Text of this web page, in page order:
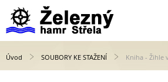
Úvod SOUBORY KE STAŽENÍ Kniha - Žihle